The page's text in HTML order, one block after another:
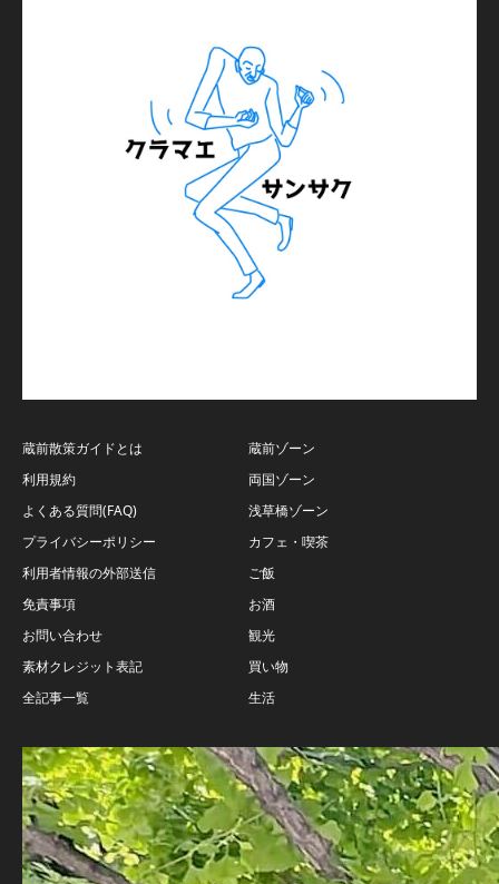
蔵前散策ガイドとは
利用規約
よくある質問(FAQ)
プライバシーポリシー
利用者情報の外部送信
免責事項
お問い合わせ
素材クレジット表記
全記事一覧
蔵前ゾーン
両国ゾーン
浅草橋ゾーン
カフェ・喫茶
ご飯
お酒
観光
買い物
生活